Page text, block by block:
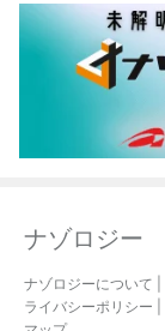
ナゾロジー
ナゾロジーについて
ライバシーポリシー